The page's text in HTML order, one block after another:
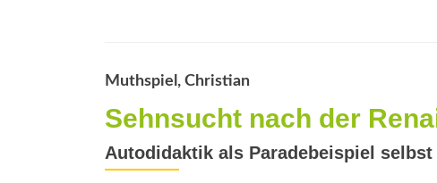
Muthspiel, Christian
Sehnsucht nach der
Autodidaktik als Paradebeispiel